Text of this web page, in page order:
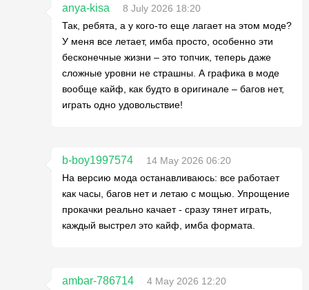
anya-kisa
8 July 2026 18:20
Так, ребята, а у кого-то еще лагает на этом моде?
У меня все летает, имба просто, особенно эти
бесконечные жизни – это топчик, теперь даже
сложные уровни не страшны. А графика в моде
вообще кайф, как будто в оригинале – багов нет,
играть одно удовольствие!
b-boy1997574
14 May 2026 06:20
На версию мода останавливаюсь: все работает
как часы, багов нет и летаю с мощью. Упрощение
прокачки реально качает - сразу тянет играть,
каждый выстрел это кайф, имба формата.
ambar-786714
4 May 2026 12:20